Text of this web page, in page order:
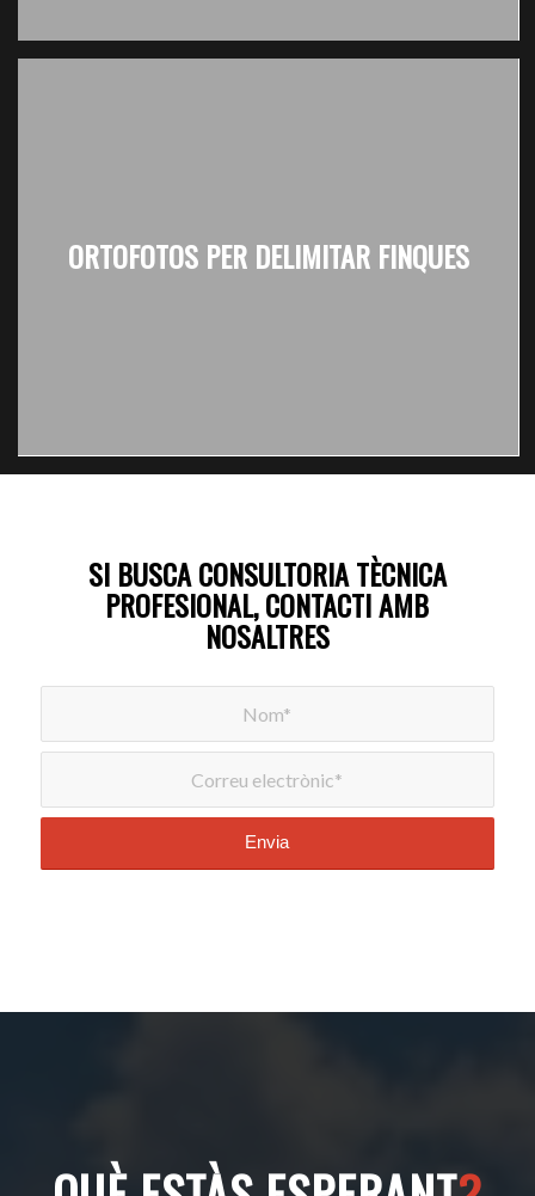
ORTOFOTOS PER DELIMITAR FINQUES
SI BUSCA CONSULTORIA TÈCNICA
PROFESIONAL, CONTACTI AMB
NOSALTRES